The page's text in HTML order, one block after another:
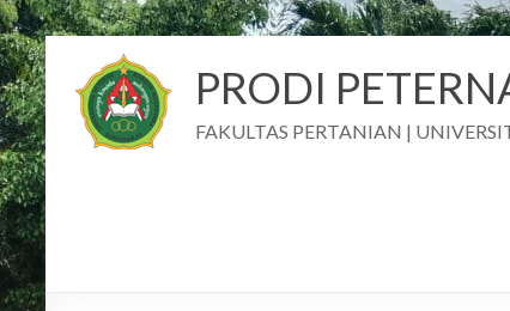
PRODI
FAKULTAS PERTANIAN |